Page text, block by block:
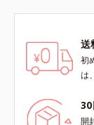
送
初
は
開